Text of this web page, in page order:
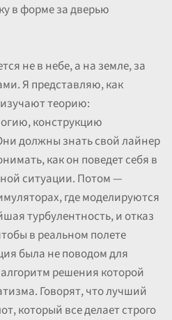
в форме за дверью
не в небе, а на земле, за
Я представляю, как
теорию:
конструкцию
должны знать свой лайнер
как он поведет себя в
ситуации. Потом —
где моделируются
турбулентность, и отказ
в реальном полете
была не поводом для
решения которой
Говорят, что лучший
который все делает строго